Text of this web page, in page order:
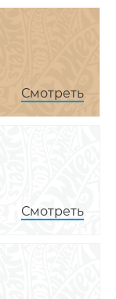
Смотреть
Смотреть